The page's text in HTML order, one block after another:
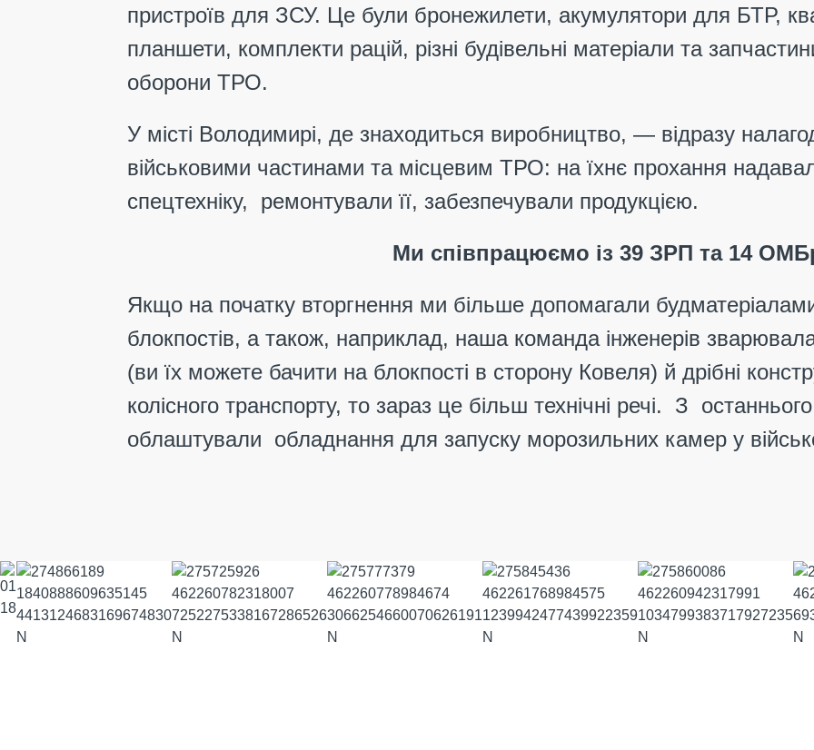
пристроїв для ЗСУ. Це були бронежилети, акумулятори для БТР,
планшети, комплекти рацій, різні будівельні матеріали та
оборони ТРО.
У місті Володимирі, де знаходиться виробництво, — відразу
військовими частинами та місцевим ТРО: на їхнє прохання
спецтехніку, ремонтували її, забезпечували продукцією.
Ми співпрацюємо із 39 ЗРП та 14
Якщо на початку вторгнення ми більше допомагали
блокпостів, а також, наприклад, наша команда інженерів зварювала
(ви їх можете бачити на блокпості в сторону Ковеля) й дрібні
колісного транспорту, то зараз це більш технічні речі. З
облаштували обладнання для запуску морозильних камер у